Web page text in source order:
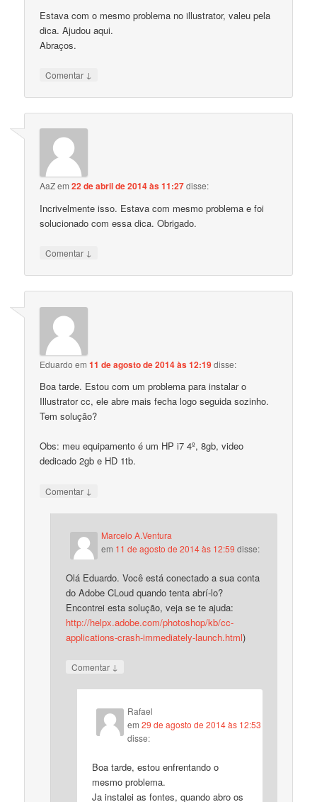
Estava com o mesmo problema no illustrator, valeu pela
dica. Ajudou aqui.
Abraços.
Comentar ↓
AaZem22 de abril de 2014 às 11:27disse:
Incrivelmente isso. Estava com mesmo problema e foi
solucionado com essa dica. Obrigado.
Comentar ↓
Eduardo em11 de agosto de 2014 às 12:19disse:
Boa tarde. Estou com um problema para instalar o
Illustrator cc, ele abre mais fecha logo seguida sozinho.
Tem solução?
Obs: meu equipamento é um HP i7 4º, 8gb, video
dedicado 2gb e HD 1tb.
Comentar ↓
Marcelo A.Ventura
em 11 de agosto de 2014 às 12:59 disse:
Olá Eduardo. Você está conectado a sua conta
do Adobe CLoud quando tenta abrí-lo?
Encontrei esta solução, veja se te ajuda:
http://helpx.adobe.com/photoshop/kb/cc-
applications-crash-immediately-launch.html)
Comentar ↓
Rafael
em29 de agosto de 2014 às 12:53
disse:
Boa tarde, estou enfrentando o
mesmo problema.
Ja instalei as fontes, quando abro os